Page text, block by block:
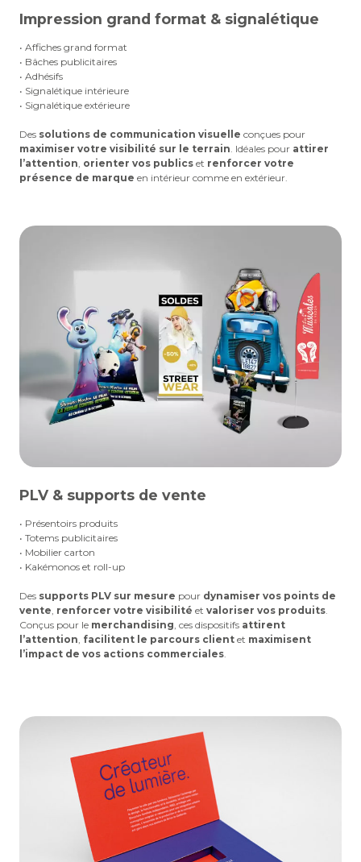
Impression grand format & signalétique
• Affiches grand format
• Bâches publicitaires
• Adhésifs
• Signalétique intérieure
• Signalétique extérieure
Des solutions de communication visuelle conçues pour
maximiser votre visibilité sur le terrain . Idéales pour attirer
l’attention orienter vos publics et renforcer votre
présence de marque en intérieur comme en extérieur.
PLV & supports de vente
• Présentoirs produits
• Totems publicitaires
• Mobilier carton
• Kakémonos et roll-up
Des supports PLV sur mesure pour dynamiser vos points de
vente renforcer votre visibilité et valoriser vos produits
Conçus pour le merchandising , ces dispositifs attirent
l’attention facilitent le parcours client et maximisent
l’impact de vos actions commerciales